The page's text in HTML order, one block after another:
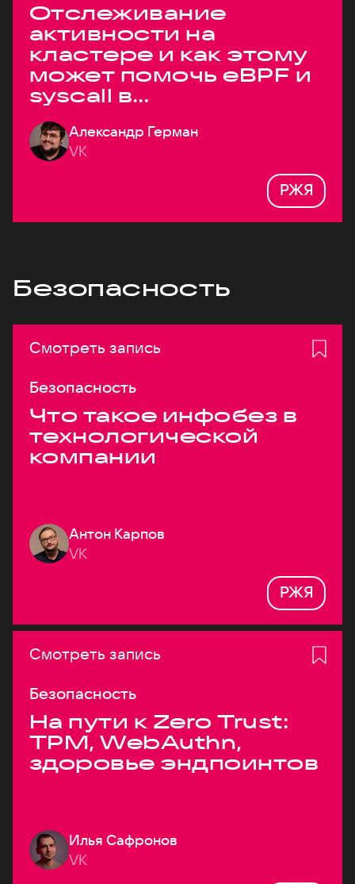
Отслеживание
активности на
кластере и как этому
может помочь eBPF и
syscall в
высоконагруженных
системах
Александр Герман
VK
РЖЯ
Безопасность
Смотреть запись
Безопасность
Что такое инфобез в
технологической
компании
Антон Карпов
VK
РЖЯ
Смотреть запись
Безопасность
На пути к Zero Trust:
TPM, WebAuthn,
здоровье эндпоинтов
Илья Сафронов
VK